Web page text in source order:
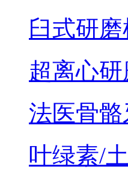
臼式研磨
超离心研
法医骨
叶绿素/